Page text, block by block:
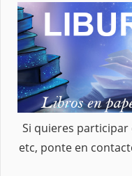
Si quieres
etc, ponte en